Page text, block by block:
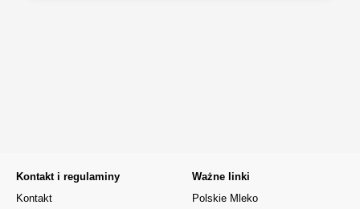
Kontakt i regulaminy
Kontakt
Ważne linki
Polskie Mleko